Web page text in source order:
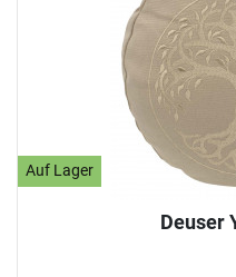
Auf Lager
Deuser